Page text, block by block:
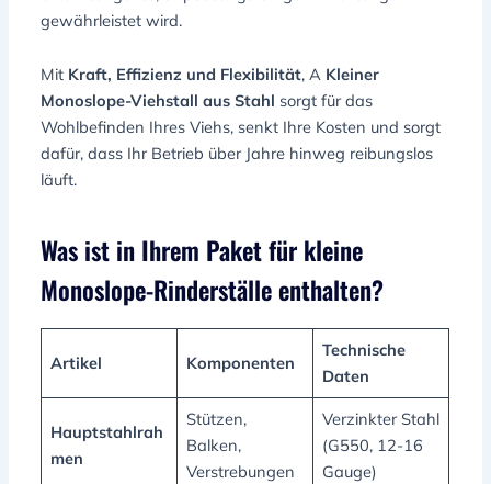
gewährleistet wird.
Mit Kraft, Effizienz und Flexibilität, A Kleiner
Monoslope-Viehstall aus Stahl sorgt für das
Wohlbefinden Ihres Viehs, senkt Ihre Kosten und sorgt
dafür, dass Ihr Betrieb über Jahre hinweg reibungslos
läuft.
Was ist in Ihrem Paket für kleine
Monoslope-Rinderställe enthalten?
Artikel Komponenten
Technische
Daten
Hauptstahlrah
men
Stützen,
Balken,
Verstrebungen
Verzinkter Stahl
(G550, 12-16
Gauge)